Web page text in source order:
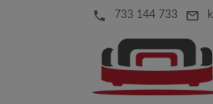
local_phone 733 144 733 mail_outline